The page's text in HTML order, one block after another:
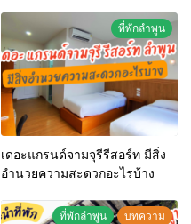
ที่พักลำพูน
เดอะแกรนด์จามจุรีรีสอร์ท มีสิ่ง
อำนวยความสะดวกอะไรบ้าง
ที่พักลำพูน บทความ